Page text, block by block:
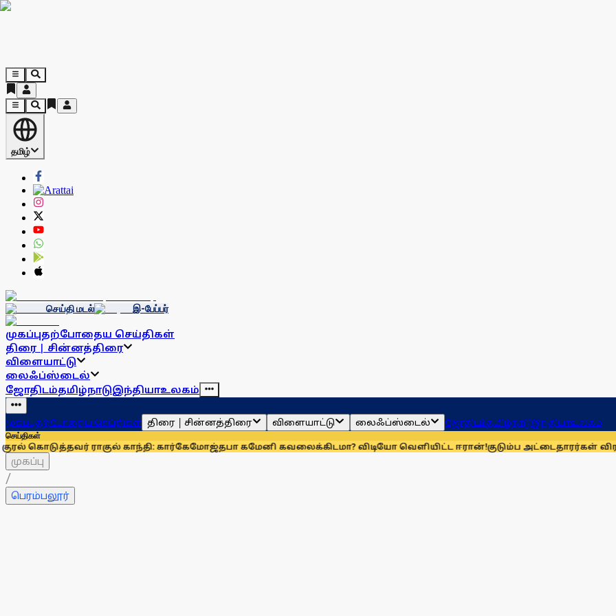
தமிழ்
செய்தி மடல் இ-பேப்பர்
முகப்புதற்போதைய செய்திகள்
திரை | சின்னத்திரை
விளையாட்டு
லைஃப்ஸ்டைல்
ஜோதிடம்தமிழ்நாடுஇந்தியாஉலகம்
முகப்புதற்போதைய செய்திகள் திரை | சின்னத்திரை விளையாட்டு லைஃப்ஸ்டைல் ஜோதிடம்தமிழ்நாடுஇந்தியாஉலகம்
செய்திகள்
ராகுல் காந்தி: கார்கேமோஜ்தபா கமேனி கவலைக்கிடமா? விடியோ வெளியிட்ட ஈரான்!குடும்ப அட்டைதாரர்கள்
முகப்பு
/
பெரம்பலூர்